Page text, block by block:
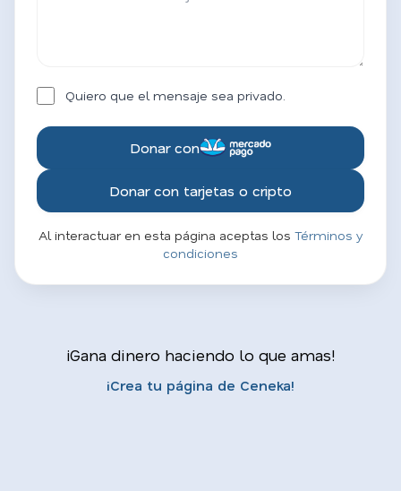
Quiero que el mensaje sea privado.
Donar con
Donar con tarjetas o cripto
Al interactuar en esta página aceptas los Términos y
condiciones
¡Gana dinero haciendo lo que amas!
¡Crea tu página de Ceneka!